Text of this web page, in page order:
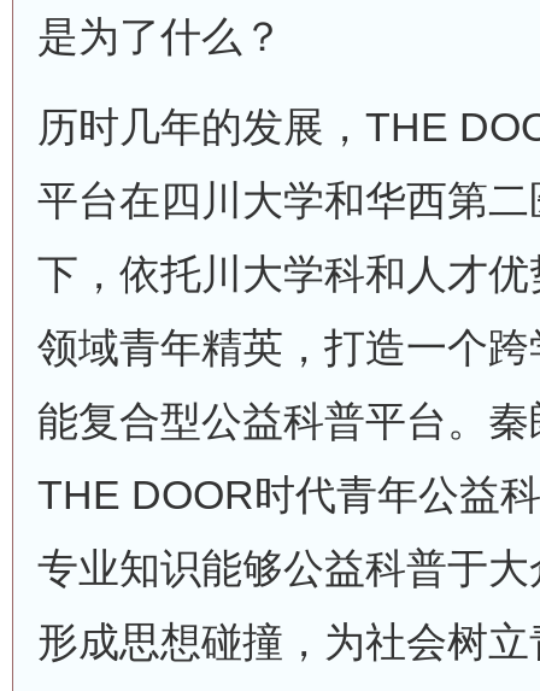
是为了什么？
历时几年的发展，THE
平台在四川大学和华西第
下，依托川大学科和人才
领域青年精英，打造一个
能复合型公益科普平台。
THE DOOR时代青年公益
专业知识能够公益科普于
形成思想碰撞，为社会树